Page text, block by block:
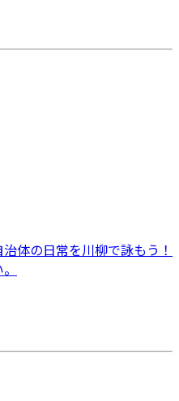
体の日常を川柳で詠もう！